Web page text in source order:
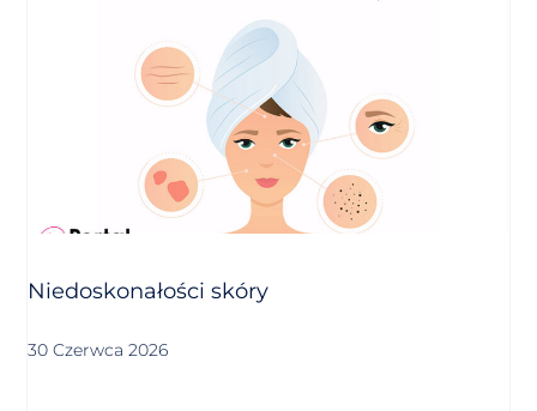
Niedoskonałości skóry
30 Czerwca 2026